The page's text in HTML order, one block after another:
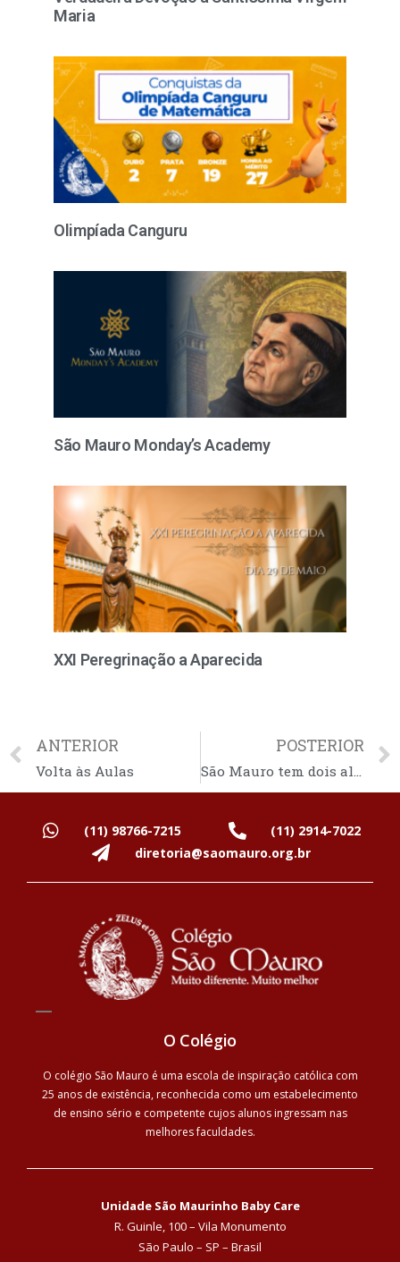
Maria
Olimpíada Canguru
São Mauro Monday’s Academy
XXI Peregrinação a Aparecida
ANTERIOR
Volta às Aulas
POSTERIOR
São Mauro tem dois alunos aprovados pelo Sisu 2025
(11) 98766-7215
(11) 2914-7022
diretoria@saomauro.org.br
O Colégio
O colégio São Mauro é uma escola de inspiração católica com
25 anos de existência, reconhecida como um estabelecimento
de ensino sério e competente cujos alunos ingressam nas
melhores faculdades.
Unidade São Maurinho Baby Care
R. Guinle, 100 – Vila Monumento
São Paulo – SP – Brasil